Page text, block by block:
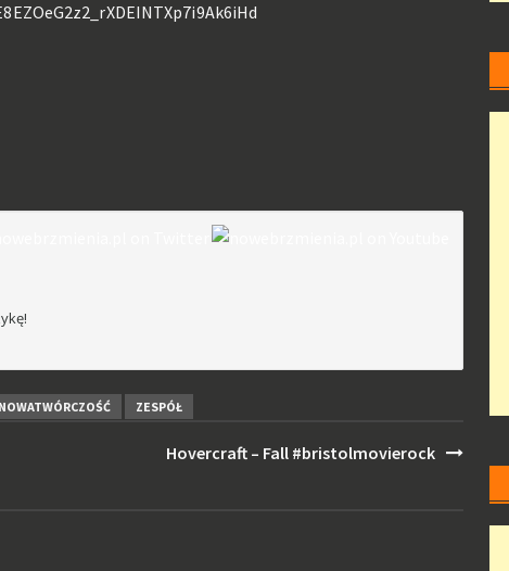
NOWATWÓRCZOŚĆ ZESPÓŁ
Hovercraft – Fall #bristolmovierock